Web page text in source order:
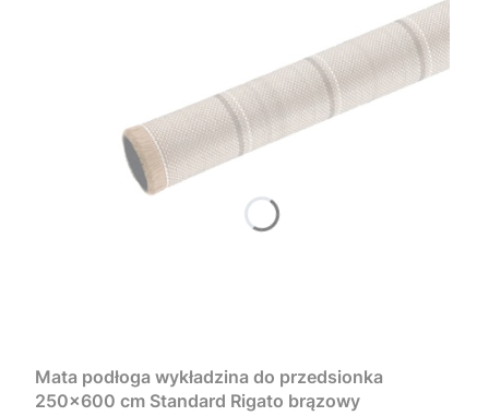
Mata podłoga wykładzina do przedsionka
250x600 cm Standard Rigato brązowy